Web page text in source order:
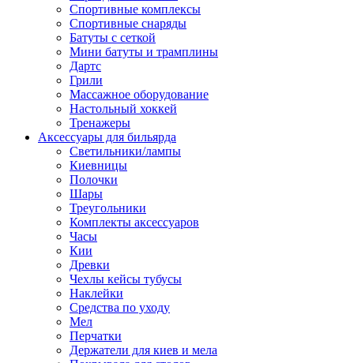
Спортивные комплексы
Спортивные снаряды
Батуты с сеткой
Мини батуты и трамплины
Дартс
Грили
Массажное оборудование
Настольный хоккей
Тренажеры
Аксессуары для бильярда
Светильники/лампы
Киевницы
Полочки
Шары
Треугольники
Комплекты аксессуаров
Часы
Кии
Древки
Чехлы кейсы тубусы
Наклейки
Средства по уходу
Мел
Перчатки
Держатели для киев и мела